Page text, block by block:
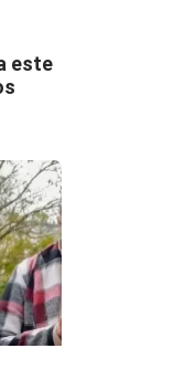
este